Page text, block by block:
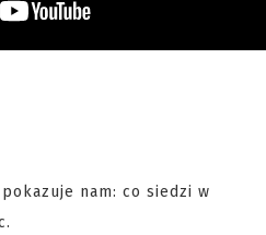
pokazuje nam: co siedzi w